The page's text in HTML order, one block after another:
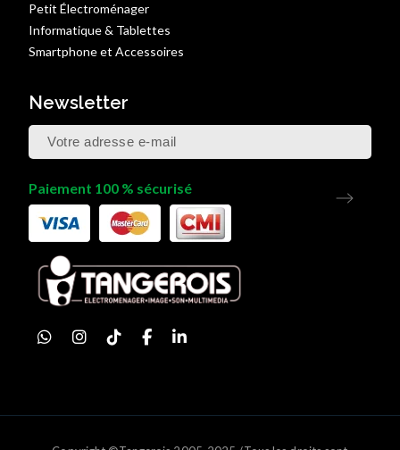
Petit Électroménager
Informatique & Tablettes
Smartphone et Accessoires
Newsletter
Paiement 100 % sécurisé